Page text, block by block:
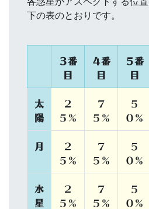
下の表のとおりです。
３番
目
４番
目
５番
目
太
陽
２
５％
７
５％
５
０％
月
２
５％
７
５％
５
０％
水
星
２
５％
７
５％
５
０％